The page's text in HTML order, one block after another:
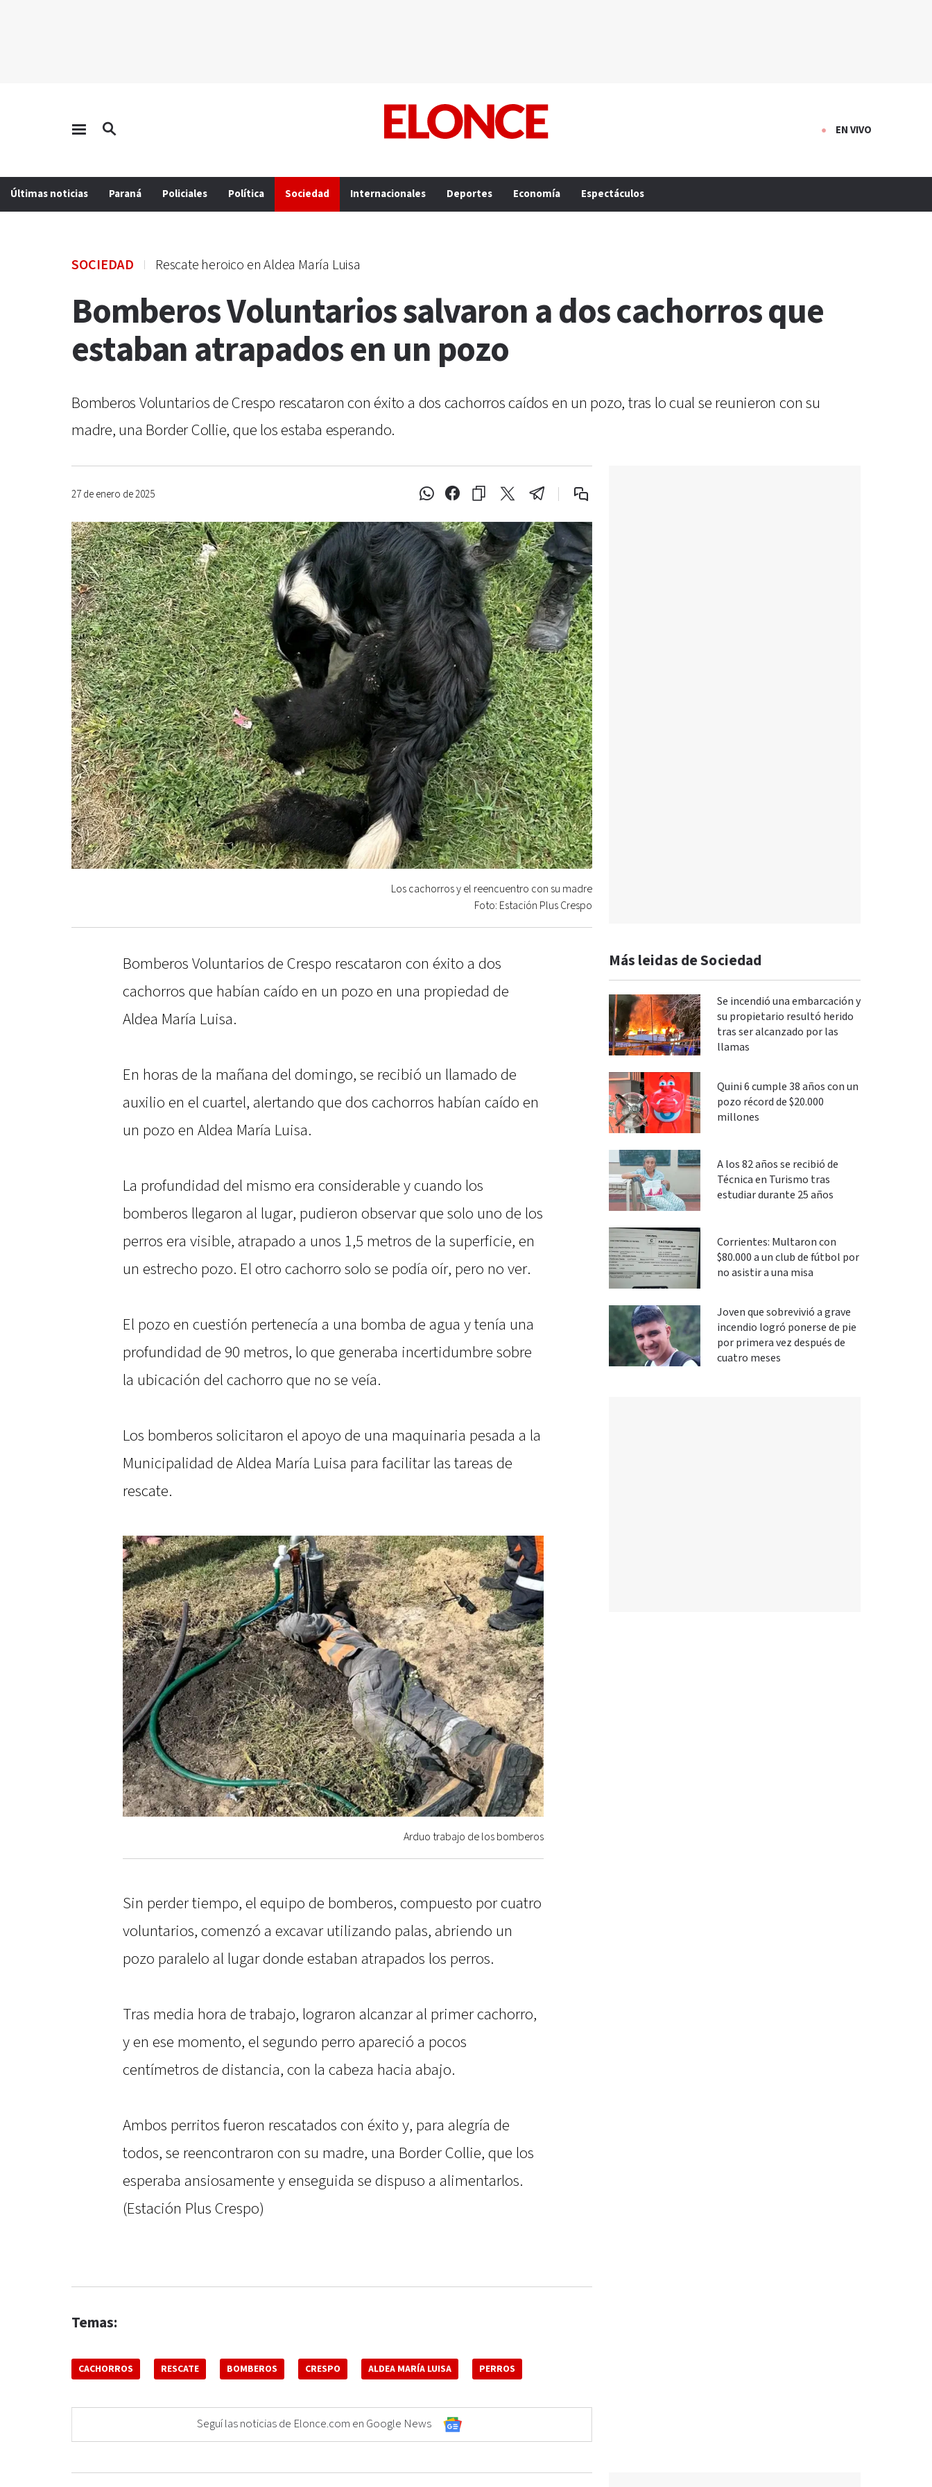
EN VIVO
Últimas noticias Paraná Policiales Política Sociedad Internacionales Deportes Economía Espectáculos
SOCIEDAD Rescate heroico en Aldea María Luisa
Bomberos Voluntarios salvaron a dos cachorros que
estaban atrapados en un pozo
Bomberos Voluntarios de Crespo rescataron con éxito a dos cachorros caídos en un pozo, tras lo cual se reunieron con su
madre, una Border Collie, que los estaba esperando.
27 de enero de 2025
Los cachorros y el reencuentro con su madre
Foto: Estación Plus Crespo
Bomberos Voluntarios de Crespo rescataron con éxito a dos
cachorros que habían caído en un pozo en una propiedad de
Aldea María Luisa.
En horas de la mañana del domingo, se recibió un llamado de
auxilio en el cuartel, alertando que dos cachorros habían caído en
un pozo en Aldea María Luisa.
La profundidad del mismo era considerable y cuando los
bomberos llegaron al lugar, pudieron observar que solo uno de los
perros era visible, atrapado a unos 1,5 metros de la superficie, en
un estrecho pozo. El otro cachorro solo se podía oír, pero no ver.
El pozo en cuestión pertenecía a una bomba de agua y tenía una
profundidad de 90 metros, lo que generaba incertidumbre sobre
la ubicación del cachorro que no se veía.
Los bomberos solicitaron el apoyo de una maquinaria pesada a la
Municipalidad de Aldea María Luisa para facilitar las tareas de
rescate.
Arduo trabajo de los bomberos
Sin perder tiempo, el equipo de bomberos, compuesto por cuatro
voluntarios, comenzó a excavar utilizando palas, abriendo un
pozo paralelo al lugar donde estaban atrapados los perros.
Tras media hora de trabajo, lograron alcanzar al primer cachorro,
y en ese momento, el segundo perro apareció a pocos
centímetros de distancia, con la cabeza hacia abajo.
Ambos perritos fueron rescatados con éxito y, para alegría de
todos, se reencontraron con su madre, una Border Collie, que los
esperaba ansiosamente y enseguida se dispuso a alimentarlos.
(Estación Plus Crespo)
Temas:
CACHORROS RESCATE BOMBEROS CRESPO ALDEA MARÍA LUISA PERROS
Seguí las noticias de Elonce.com en Google News
Más leidas de Sociedad
Se incendió una embarcación y
su propietario resultó herido
tras ser alcanzado por las
llamas
Quini 6 cumple 38 años con un
pozo récord de $20.000
millones
A los 82 años se recibió de
Técnica en Turismo tras
estudiar durante 25 años
Corrientes: Multaron con
$80.000 a un club de fútbol por
no asistir a una misa
Joven que sobrevivió a grave
incendio logró ponerse de pie
por primera vez después de
cuatro meses